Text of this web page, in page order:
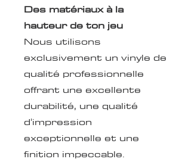
Des matériaux à la
hauteur de ton jeu
Nous utilisons
exclusivement un vinyle de
qualité professionnelle
offrant une excellente
durabilité, une qualité
d'impression
exceptionnelle et une
finition impeccable.